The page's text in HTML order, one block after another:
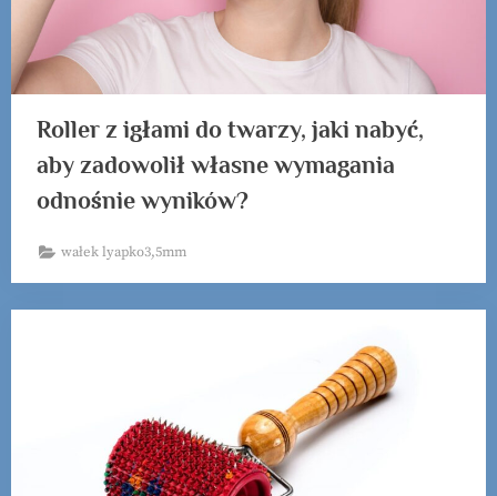
Roller z igłami do twarzy, jaki nabyć,
aby zadowolił własne wymagania
odnośnie wyników?
wałek lyapko3,5mm